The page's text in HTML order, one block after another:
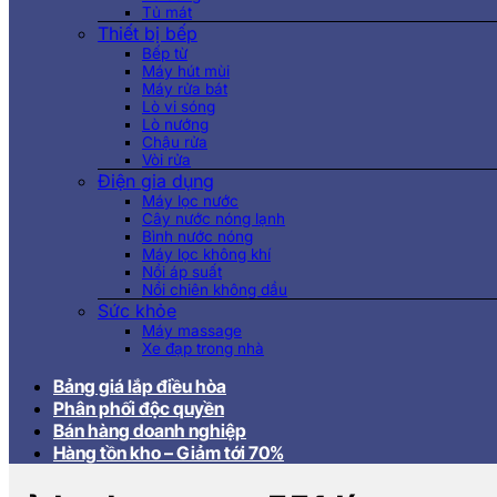
Tủ mát
Thiết bị bếp
Bếp từ
Máy hút mùi
Máy rửa bát
Lò vi sóng
Lò nướng
Chậu rửa
Vòi rửa
Điện gia dụng
Máy lọc nước
Cây nước nóng lạnh
Bình nước nóng
Máy lọc không khí
Nồi áp suất
Nồi chiên không dầu
Sức khỏe
Máy massage
Xe đạp trong nhà
Bảng giá lắp điều hòa
Phân phối độc quyền
Bán hàng doanh nghiệp
Hàng tồn kho – Giảm tới 70%